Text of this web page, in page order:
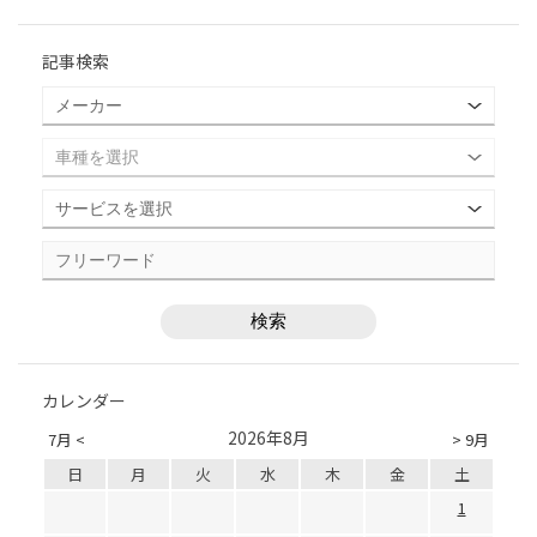
記事検索
カレンダー
7月 < > 9月
2026年8月
日 月 火 水 木 金
土
1